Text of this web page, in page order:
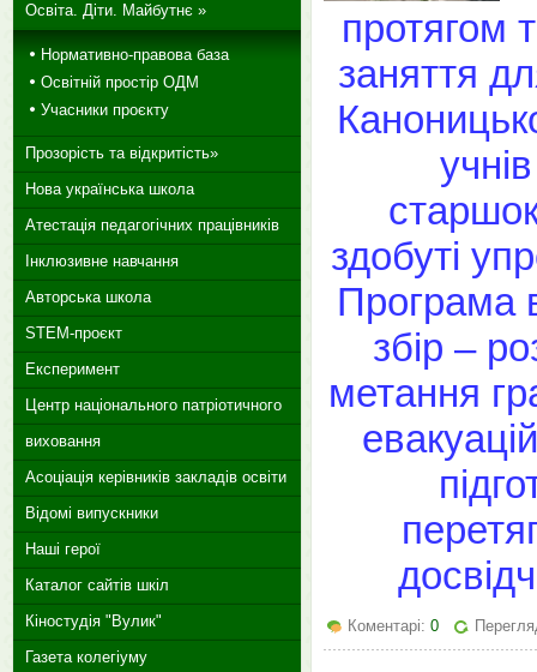
протягом
заняття
здобуті
Програма
збір –
метання
Коментарі: 0
Освіта. Діти. Майбутнє »
Нормативно-правова база
Освітній простір ОДМ
Учасники проєкту
Прозорість та відкритість»
Нова українська школа
Атестація педагогічних працівників
Інклюзивне навчання
Авторська школа
STEM-проєкт
Експеримент
Центр національного патріотичного
виховання
Асоціація керівників закладів освіти
Відомі випускники
Наші герої
Каталог сайтів шкіл
Кіностудія "Вулик"
Газета колегіуму